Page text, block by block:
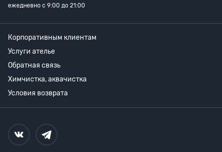
ежедневно с 9:00 до 21:00
Корпоративным клиентам
Услуги ателье
Обратная связь
Химчистка, аквачистка
Условия возврата